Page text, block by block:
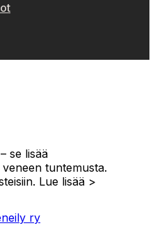
se lisää
tuntemusta.
Lue lisää >
ry